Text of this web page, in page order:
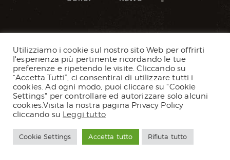
Development Code2026. All Rights
Reserved.
Utilizziamo i cookie sul nostro sito Web per offrirti
l'esperienza più pertinente ricordando le tue
preferenze e ripetendo le visite. Cliccando su
“Accetta Tutti”, ci consentirai di utilizzare tutti i
cookies. Ad ogni modo, puoi cliccare su "Cookie
Settings" per controllare ed autorizzare solo alcuni
cookies.Visita la nostra pagina Privacy Policy
cliccando su Leggi tutto
Cookie Settings Accetta tutto Rifiuta tutto